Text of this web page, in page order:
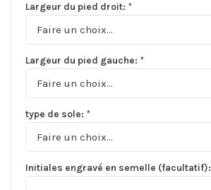
Largeur du pied droit: *
Faire un choix...
Largeur du pied gauche: *
Faire un choix...
type de sole: *
Faire un choix...
Initiales engravé en semelle (facultatif):